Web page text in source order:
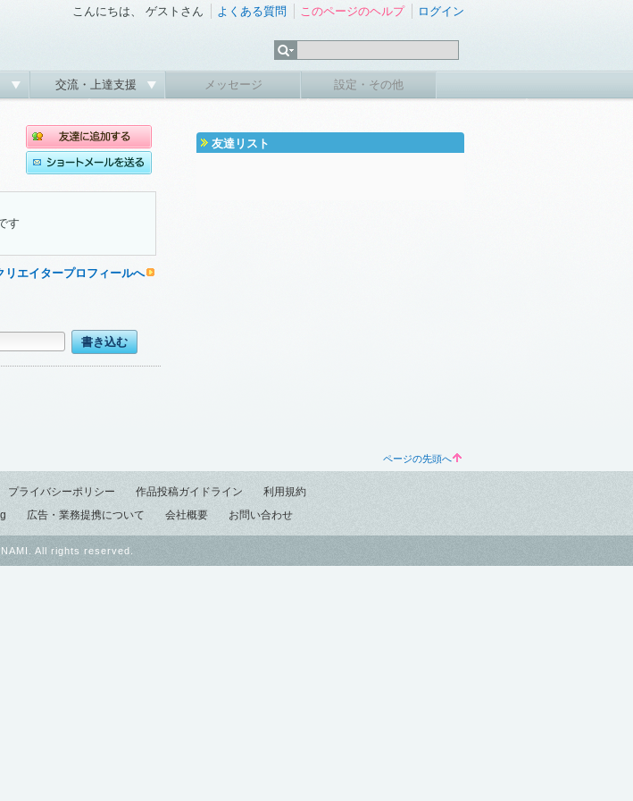
こんにちは、 ゲストさん よくある質問 このページのヘルプ ログイン
交流・上達支援 メッセージ 設定・その他
す
リエイタープロフィールへ
友達リスト
ページの先頭へ
プライバシーポリシー 作品投稿ガイドライン
利用規約
広告・業務提携について 会社概要 お問い合わせ
All rights reserved.